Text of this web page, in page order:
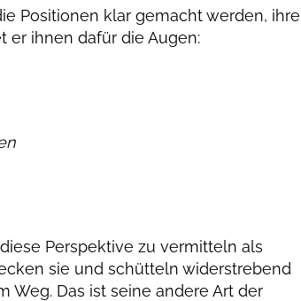
Positionen klar gemacht werden, ihre
er ihnen dafür die Augen:
Perspektive zu vermitteln als
sie und schütteln widerstrebend
Weg. Das ist seine andere Art der